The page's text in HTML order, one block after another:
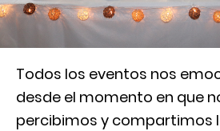
Todos los eventos nos
desde el momento en que
percibimos y compartimos